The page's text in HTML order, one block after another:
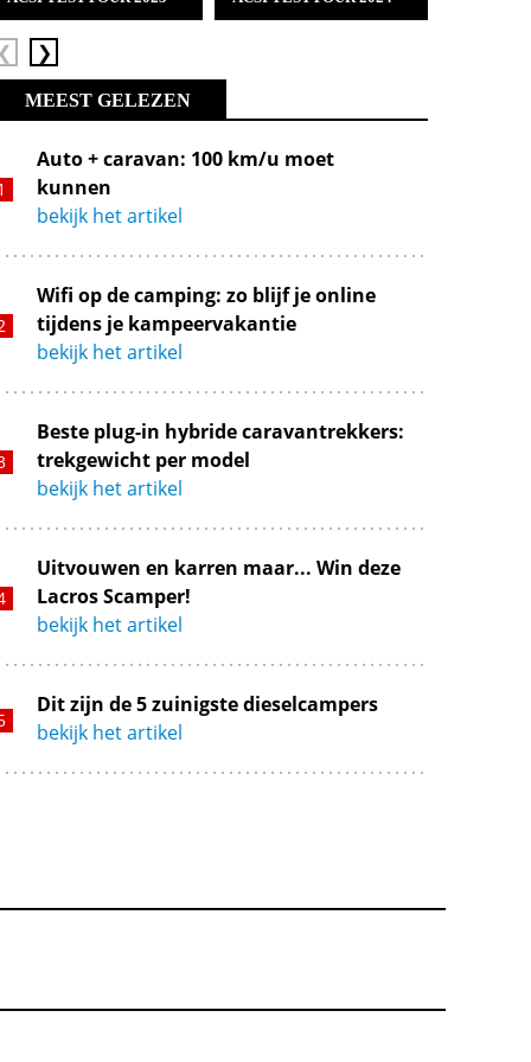
Volgende
MEEST GELEZEN
Auto + caravan: 100 km/u moet
kunnen
bekijk het artikel
Wifi op de camping: zo blijf je online
tijdens je kampeervakantie
bekijk het artikel
Beste plug-in hybride caravantrekkers:
trekgewicht per model
bekijk het artikel
Uitvouwen en karren maar... Win deze
Lacros Scamper!
bekijk het artikel
Dit zijn de 5 zuinigste dieselcampers
bekijk het artikel